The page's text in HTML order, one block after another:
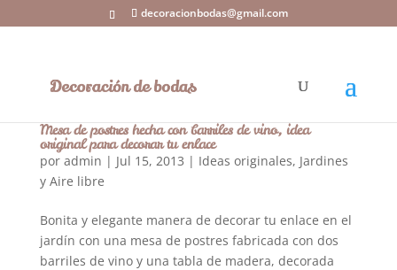
decoracionbodas@gmail.com
Mesa de postres hecha con barriles de vino, idea
original para decorar tu enlace
por admin | Jul 15, 2013 | Ideas originales, Jardines
y Aire libre
Bonita y elegante manera de decorar tu enlace en el
jardín con una mesa de postres fabricada con dos
barriles de vino y una tabla de madera, decorada